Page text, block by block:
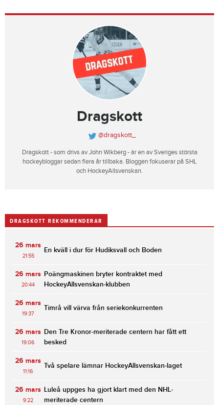
Dragskott
@dragskott_
Dragskott - som drivs av John Wikberg - är en av Sveriges största
hockeybloggar sedan flera år tillbaka. Bloggen fokuserar på SHL
och HockeyAllsvenskan.
DRAGSKOTT REKOMMENDERAR
26 mars
21:55
En kväll i dur för Hudiksvall och Boden
26 mars
20:44
Poängmaskinen bryter kontraktet med
HockeyAllsvenskan-klubben
26 mars
19:37
Timrå vill värva från seriekonkurrenten
26 mars
19:06
Den Tre Kronor-meriterade centern har fått ett
besked
26 mars
11:16
Två spelare lämnar HockeyAllsvenskan-laget
26 mars
9:22
Luleå uppges ha gjort klart med den NHL-
meriterade centern